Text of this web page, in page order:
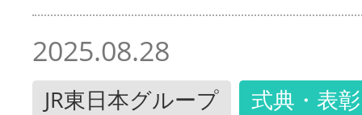
2025.08.28
JR東日本グループ 式典・表彰